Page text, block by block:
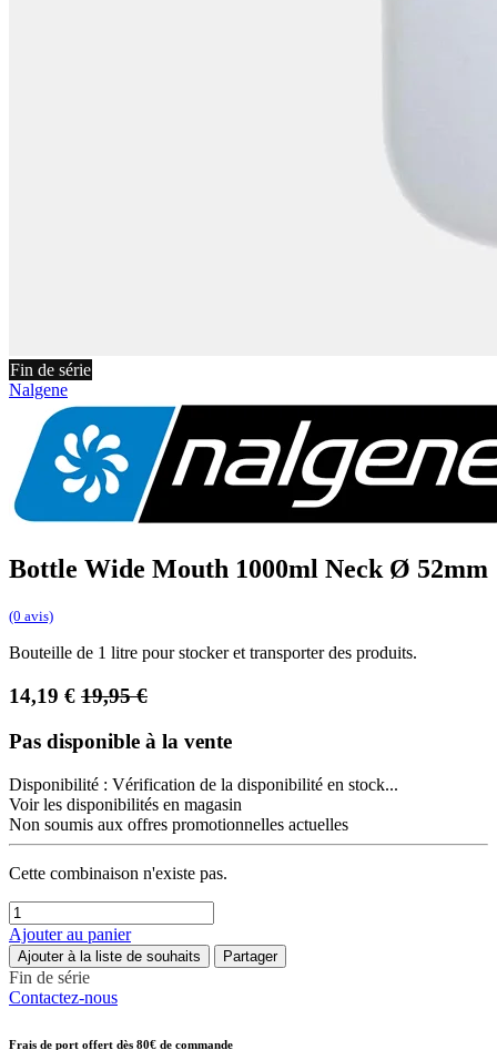
Fin de série
Nalgene
Bottle Wide Mouth 1000ml Neck Ø 52mm
(0 avis)
Bouteille de 1 litre pour stocker et transporter des produits.
14,19 € 19,95€
Pas disponible à la vente
Disponibilité : Vérification de la disponibilité en stock...
Voir les disponibilités en magasin
Non soumis aux offres promotionnelles actuelles
Cette combinaison n'existe pas.
Ajouter au panier
Ajouter à la liste de souhaits Partager
Fin de série
Contactez-nous
Frais de port offert dès 80€ de commande